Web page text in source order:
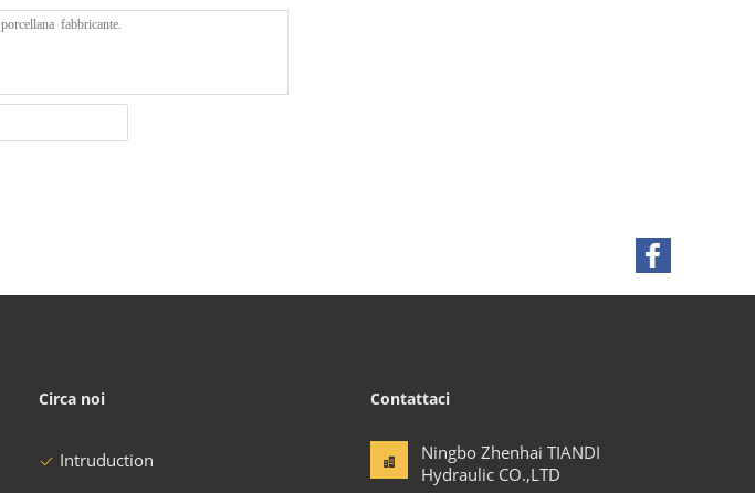
Circa noi
Intruduction
Contattaci
Ningbo Zhenhai TIANDI
Hydraulic CO.,LTD